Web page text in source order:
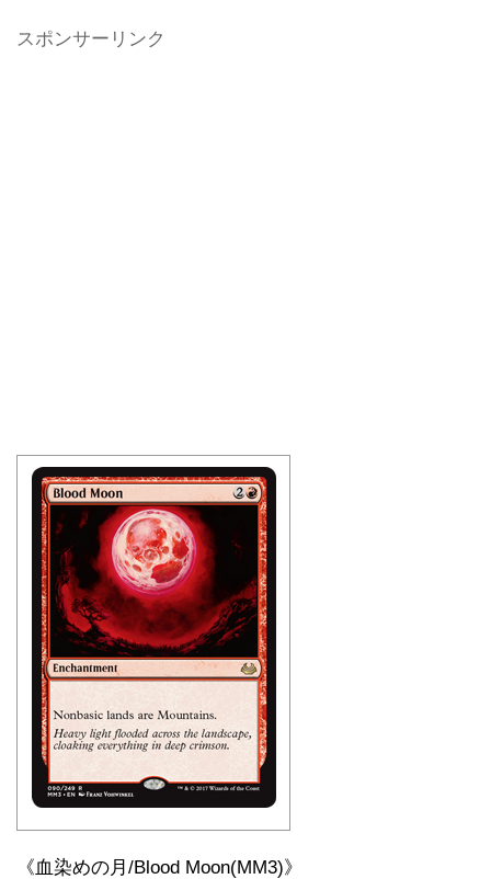
スポンサーリンク
《血染めの月/Blood Moon(MM3)》